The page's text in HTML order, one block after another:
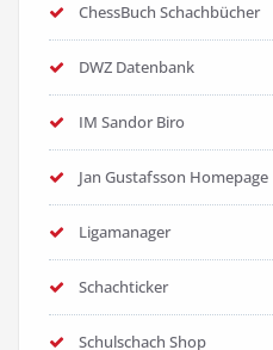
ChessBuch Schachbücher
DWZ Datenbank
IM Sandor Biro
Jan Gustafsson Homepage
Ligamanager
Schachticker
Schulschach Shop